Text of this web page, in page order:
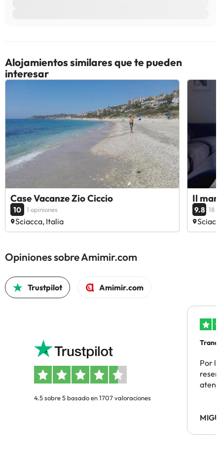
Alojamientos similares que te pueden
interesar
Case Vacanze Zio Ciccio
10 1 opiniones
Sciacca, Italia
Il
9.8 18
Opiniones sobre Amimir.com
Trustpilot Amimir.com
4.5 sobre 5 basado en 1707 valoraciones
Por